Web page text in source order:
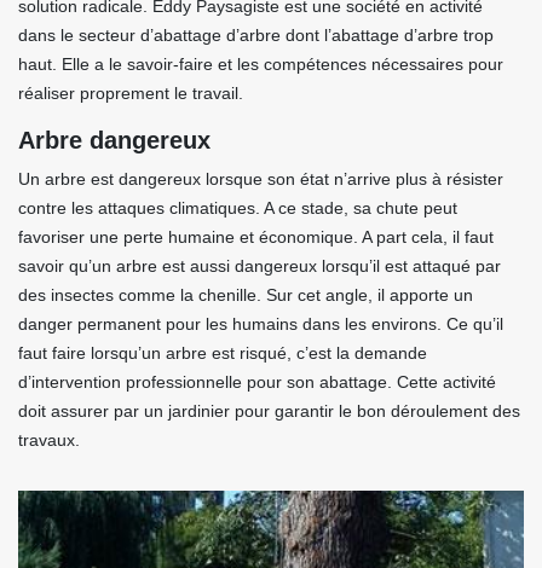
solution radicale. Eddy Paysagiste est une société en activité
dans le secteur d’abattage d’arbre dont l’abattage d’arbre trop
haut. Elle a le savoir-faire et les compétences nécessaires pour
réaliser proprement le travail.
Arbre dangereux
Un arbre est dangereux lorsque son état n’arrive plus à résister
contre les attaques climatiques. A ce stade, sa chute peut
favoriser une perte humaine et économique. A part cela, il faut
savoir qu’un arbre est aussi dangereux lorsqu’il est attaqué par
des insectes comme la chenille. Sur cet angle, il apporte un
danger permanent pour les humains dans les environs. Ce qu’il
faut faire lorsqu’un arbre est risqué, c’est la demande
d’intervention professionnelle pour son abattage. Cette activité
doit assurer par un jardinier pour garantir le bon déroulement des
travaux.